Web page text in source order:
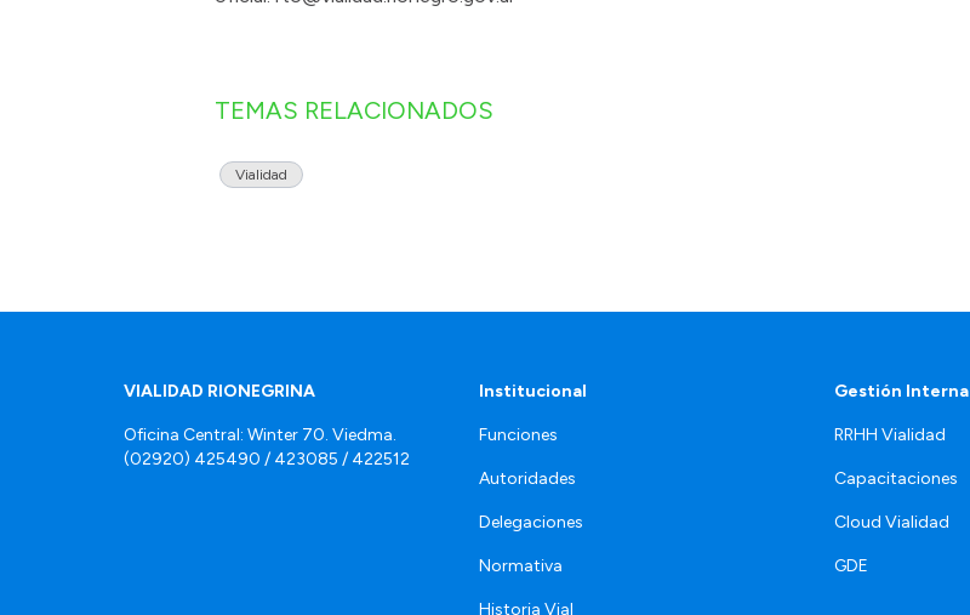
TEMAS RELACIONADOS
Vialidad
VIALIDAD RIONEGRINA
Oficina Central: Winter 70. Viedma.
(02920) 425490 / 423085 / 422512
Institucional
Funciones
Autoridades
Delegaciones
Normativa
Historia Vial
Gestión Interna
RRHH Vialidad
Capacitaciones
Cloud Vialidad
GDE